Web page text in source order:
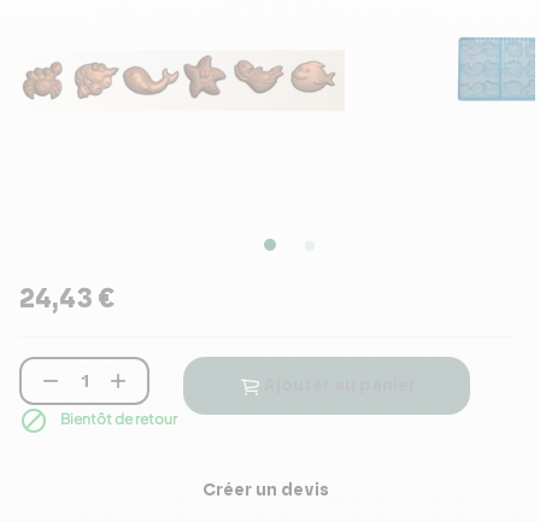
24,43 €
 
 Bientôt de retour
Créer un devis